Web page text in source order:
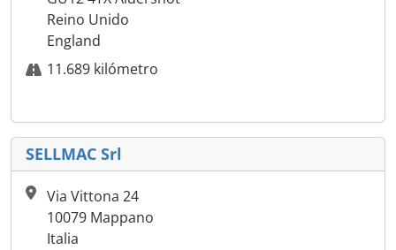
Reino Unido
England
11.689 kilómetro
SELLMAC Srl
Via Vittona 24
10079 Mappano
Italia